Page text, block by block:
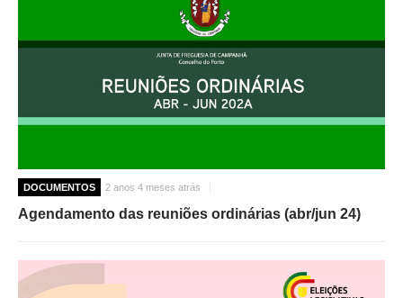
DOCUMENTOS 2 anos 4 meses atrás
Agendamento das reuniões ordinárias (abr/jun 24)